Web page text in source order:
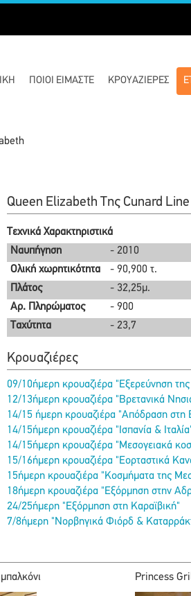
ΠΟΙΟΊ ΕΊΜΑΣΤΕ ΚΡΟΥΑΖΙΈΡΕΣ
Queen Elizabeth Της Cunard Line
Τεχνικά Χαρακτηριστικά
Ναυπήγηση
- 2010
Ολική χωρητικότητα
- 90,900 τ.
Πλάτος
- 32,25μ.
Αρ. Πληρώματος
- 900
Ταχύτητα
- 23,7
Κρουαζιέρες
09/10ήμερη κρουαζιέρα "Εξερεύνηση της
12/13ήμερη κρουαζιέρα "Βρετανικά
14/15 ήμερη κρουαζιέρα "Απόδραση στη
14/15ήμερη κρουαζιέρα "Ισπανία &
14/15ήμερη κρουαζιέρα "Μεσογειακά
15/16ήμερη κρουαζιέρα "Εορταστικά
15ήμερη κρουαζιέρα "Κοσμήματα της
18ήμερη κρουαζιέρα "Εξόρμηση στην
24/25ήμερη "Εξόρμηση στη Καραϊβική"
7/8ήμερη "Νορβηγικά Φιόρδ &
Princess